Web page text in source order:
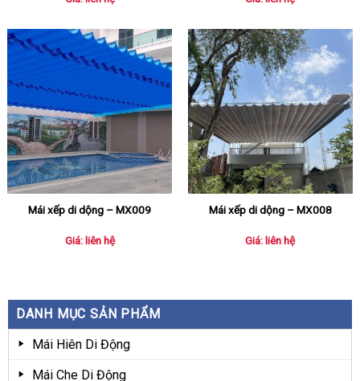
DANH MỤC SẢN PHẨM
Mái Hiên Di Động
Mái Che Di Động
Mái xếp di dộng – MX009
Giá: liên hệ
Mái xếp di dộng – MX008
Giá: liên hệ